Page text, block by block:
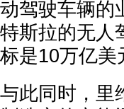
动驾驶车辆的
特斯拉的无人
标是10万亿美
与此同时，里